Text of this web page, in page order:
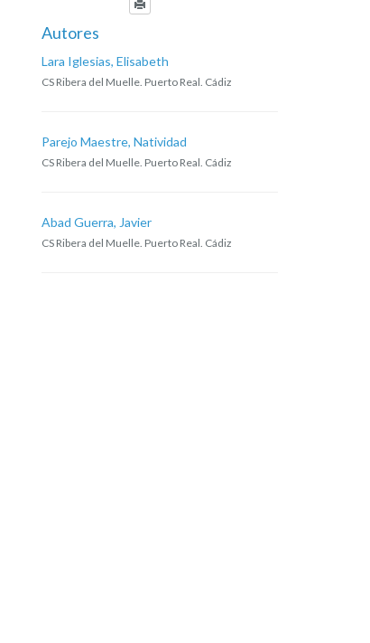
Autores
Lara Iglesias, Elisabeth
CS Ribera del Muelle. Puerto Real. Cádiz
Parejo Maestre, Natividad
CS Ribera del Muelle. Puerto Real. Cádiz
Abad Guerra, Javier
CS Ribera del Muelle. Puerto Real. Cádiz